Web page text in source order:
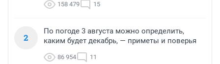
158 479 15
2
По погоде 3 августа можно определить,
каким будет декабрь, — приметы и поверья
86 954 11